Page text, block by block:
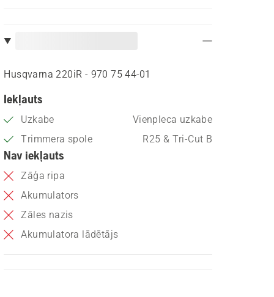
Husqvarna 220iR - 970 75 44‑01
Iekļauts
Uzkabe
Vienpleca uzkabe
Trimmera spole
R25 & Tri-Cut B
Nav iekļauts
Zāģa ripa
Akumulators
Zāles nazis
Akumulatora lādētājs